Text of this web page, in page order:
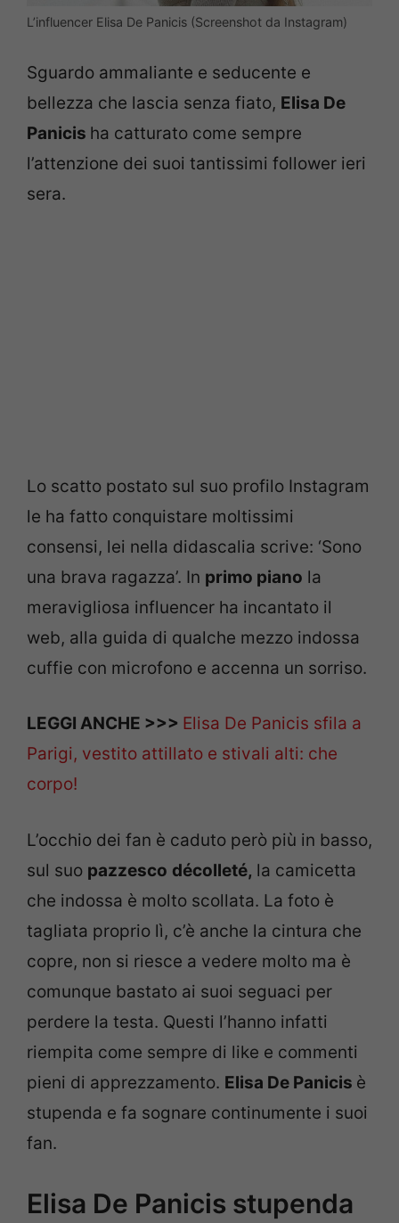
L’influencer Elisa De Panicis (Screenshot da Instagram)
Sguardo ammaliante e seducente e
bellezza che lascia senza fiato, Elisa De
Panicis ha catturato come sempre
l’attenzione dei suoi tantissimi follower ieri
sera.
Lo scatto postato sul suo profilo Instagram
le ha fatto conquistare moltissimi
consensi, lei nella didascalia scrive: ‘Sono
una brava ragazza’. In primo piano la
meravigliosa influencer ha incantato il
web, alla guida di qualche mezzo indossa
cuffie con microfono e accenna un sorriso.
LEGGI ANCHE >>> Elisa De Panicis sfila a
Parigi, vestito attillato e stivali alti: che
corpo!
L’occhio dei fan è caduto però più in basso,
sul suo pazzesco décolleté, la camicetta
che indossa è molto scollata. La foto è
tagliata proprio lì, c’è anche la cintura che
copre, non si riesce a vedere molto ma è
comunque bastato ai suoi seguaci per
perdere la testa. Questi l’hanno infatti
riempita come sempre di like e commenti
pieni di apprezzamento. Elisa De Panicis è
stupenda e fa sognare continumente i suoi
fan.
Elisa De Panicis stupenda